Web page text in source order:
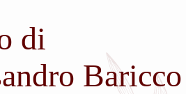
di
Baricco